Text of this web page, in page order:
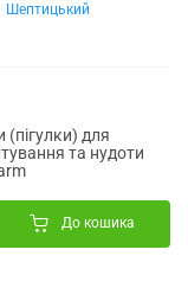
Шептицький
(пігулки) для
та нудоти
До кошика